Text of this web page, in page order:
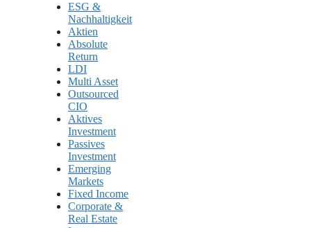
ESG &
Nachhaltigkeit
Aktien
Absolute
Return
LDI
Multi Asset
Outsourced
CIO
Aktives
Investment
Passives
Investment
Emerging
Markets
Fixed Income
Corporate &
Real Estate